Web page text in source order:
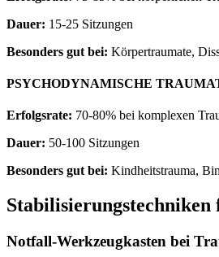
Dauer: 15-25 Sitzungen
Besonders gut bei: Körpertraumate,
PSYCHODYNAMISCHE
Erfolgsrate: 70-80% bei komplexen
Dauer: 50-100 Sitzungen
Besonders gut bei: Kindheitstrauma,
Notfall-Werkzeugkasten bei